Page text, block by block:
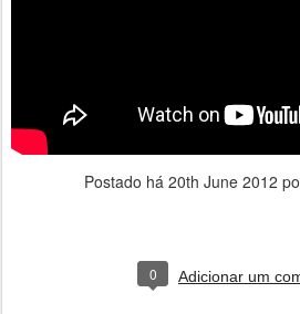
Postado há 20th June 2012
0 Adicionar um